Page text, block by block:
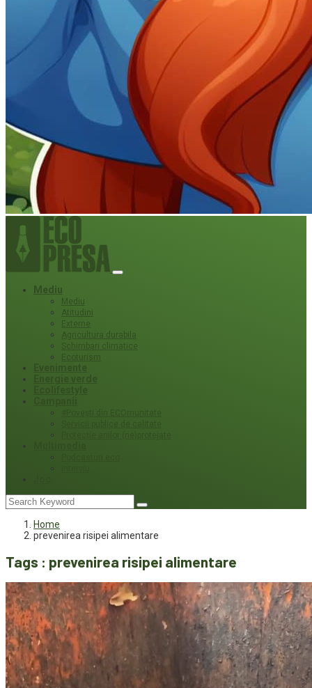
Mediu
Mediu
Atitudini
Externe
Agricultura durabila
Schimbari climatice
Ecoturism
Home
prevenirea risipei alimentare
Tags : prevenirea risipei alimentare